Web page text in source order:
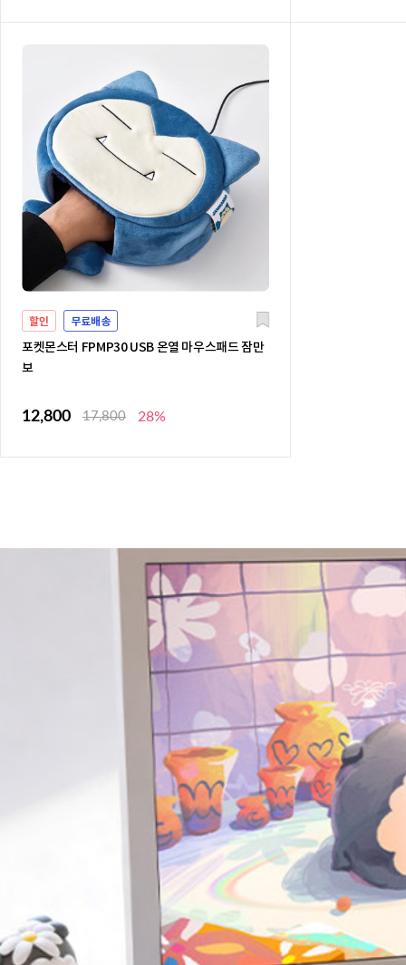
할인 무료배송
포켓몬스터 FPMP30 USB 온열 마우스패드 잠만
보
12,800 17,800 28%